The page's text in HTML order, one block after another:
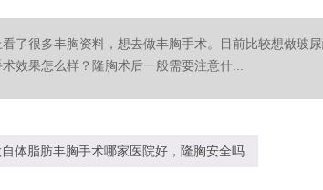
了很多丰胸资料，想去做丰胸手术。目前比较想做玻
效果怎么样？隆胸术后一般需要注意什...
体脂肪丰胸手术哪家医院好，隆胸安全吗